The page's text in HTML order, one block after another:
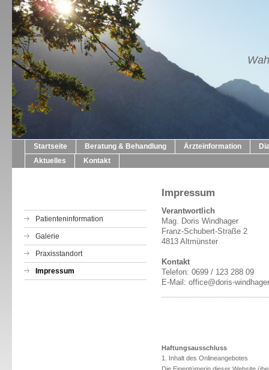
Startseite Beratung & Behandlung Ärzteinformation
Aktuelles
Kontakt
Patienteninformation
Galerie
Praxisstandort
Impressum
Impressum
Verantwortlich
Mag. Doris Windhager
Franz-Schubert-Straße 2
4813 Altmünster
Kontakt
Telefon: 0699 / 123 288 09
E-Mail: office@doris-
Haftungsausschluss
1. Inhalt des Onlineangebotes